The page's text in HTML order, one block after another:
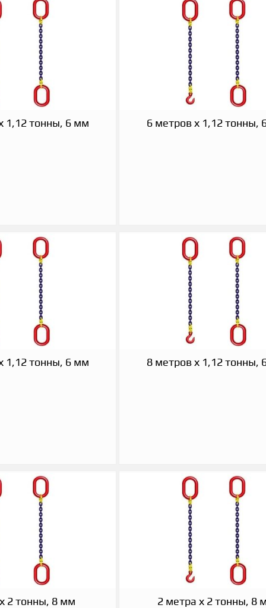
1,12 тонны, 6 мм 6 метров х 1,12 тонны,
1,12 тонны, 6 мм 8 метров х 1,12 тонны,
2 тонны, 8 мм 2 метра х 2 тонны, 8